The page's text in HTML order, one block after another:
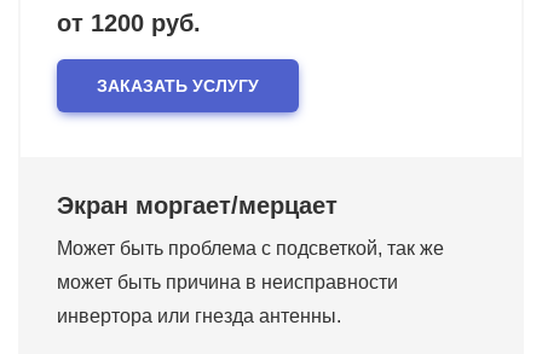
от 1200 руб.
ЗАКАЗАТЬ УСЛУГУ
Экран моргает/мерцает
Может быть проблема с подсветкой, так же
может быть причина в неисправности
инвертора или гнезда антенны.